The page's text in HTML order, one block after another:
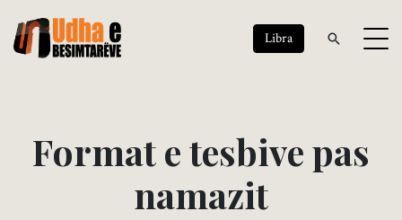
Libra
Formatetesbivepas
namazit